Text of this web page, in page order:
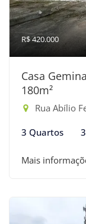
R$ 420.000
Casa
180m²
Rua Abílio
3 Quartos
Mais